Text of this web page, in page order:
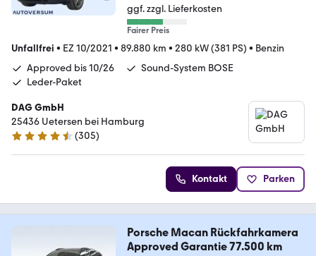
ggf. zzgl. Lieferkosten
Fairer Preis
Unfallfrei • EZ 10/2021 • 89.880 km • 280 kW (381 PS) • Benzin
Approved bis 10/26
Sound-System BOSE
Leder-Paket
DAG GmbH
25436 Uetersen bei Hamburg
4.5 Sterne
(305)
Kontakt Parken
Porsche Macan Rückfahrkamera
Approved Garantie 77.500 km